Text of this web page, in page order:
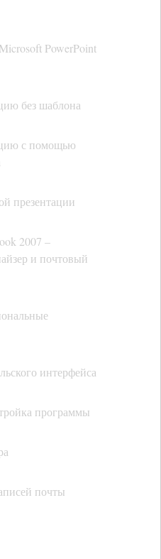
PowerPoint
без шаблона
с помощью
презентации
2007 –
и почтовый
интерфейса
программы
почты